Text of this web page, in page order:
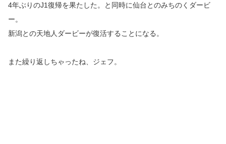
4年ぶりのJ1復帰を果たした。と同時に仙台とのみちのくダービ
ー。
新潟との天地人ダービーが復活することになる。
また繰り返しちゃったね、ジェフ。